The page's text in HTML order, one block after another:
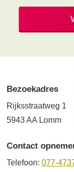
Bezoekadres
Rijksstraatweg 1
5943 AA Lomm
Contact
Telefoon: 077-